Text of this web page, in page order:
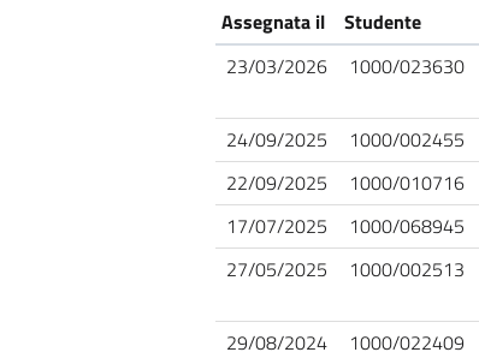
Assegnata il Studente
23/03/2026
1000/023630
24/09/2025 1000/002455
22/09/2025
1000/010716
17/07/2025
1000/068945
27/05/2025
1000/002513
29/08/2024 1000/022409